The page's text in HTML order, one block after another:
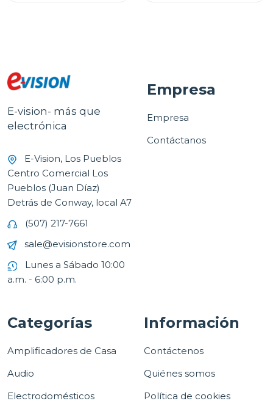
E-vision- más que
electrónica
E-Vision, Los Pueblos
Centro Comercial Los
Pueblos (Juan Díaz)
Detrás de Conway, local A7
(507) 217-7661
sale@evisionstore.com
Lunes a Sábado 10:00
a.m. - 6:00 p.m.
Empresa
Empresa
Contáctanos
Categorías
Amplificadores de Casa
Audio
Electrodomésticos
Información
Contáctenos
Quiénes somos
Política de cookies